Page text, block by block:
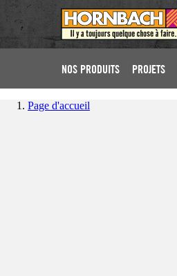
NOS PRODUITS PROJETS
Page d'accueil